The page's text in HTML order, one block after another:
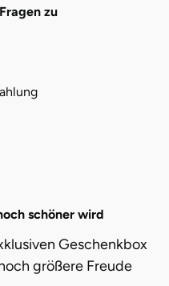
zu
schöner wird
Geschenkbox
größere Freude